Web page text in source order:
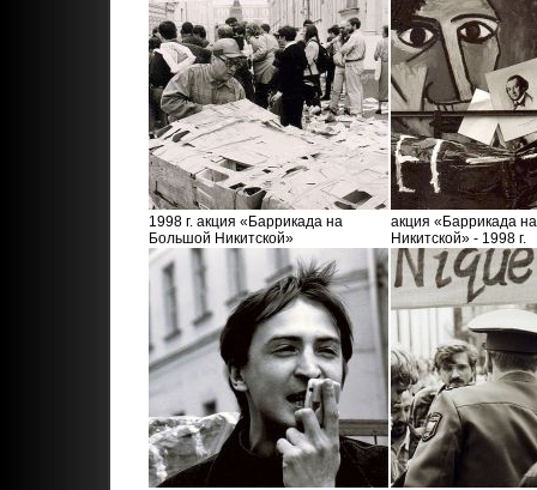
1998 г. акция «Баррикада на
Большой Никитской»
акция «Баррикада
Никитской» - 1998 г.